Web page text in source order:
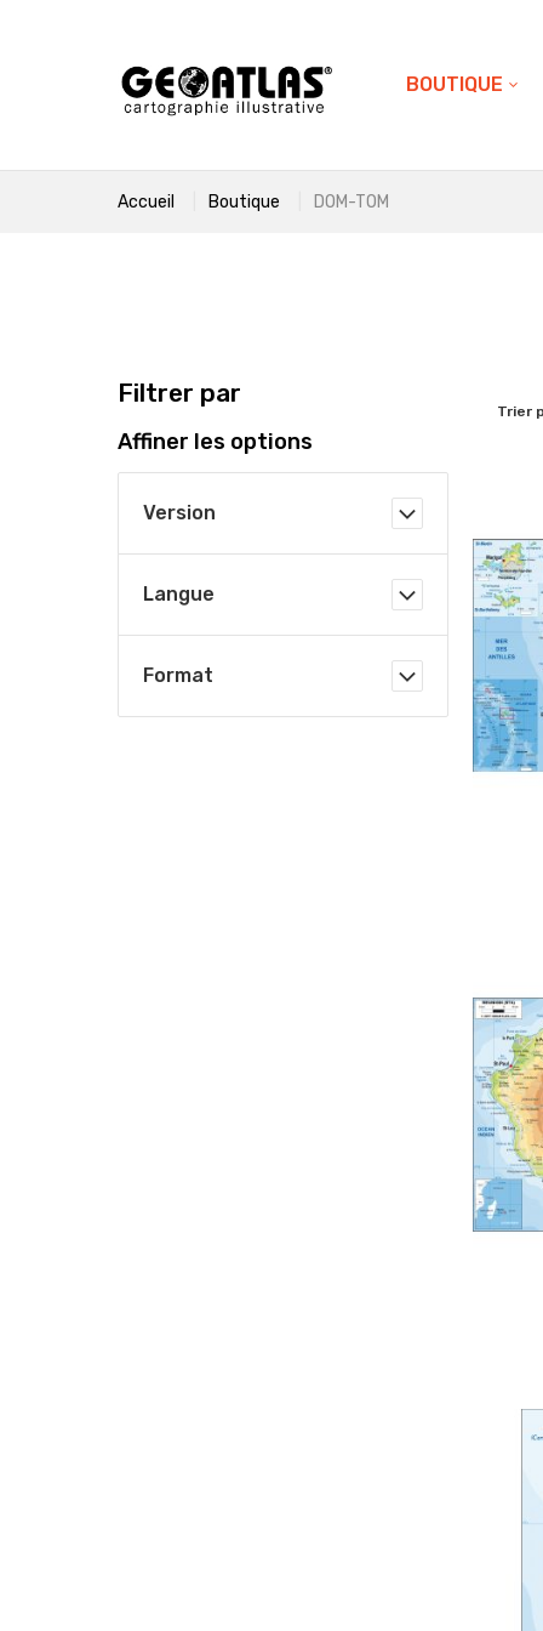
BOUTIQUE
Accueil Boutique DOM-TOM
Trier
Filtrer par
Affiner les options
Version
Langue
Format